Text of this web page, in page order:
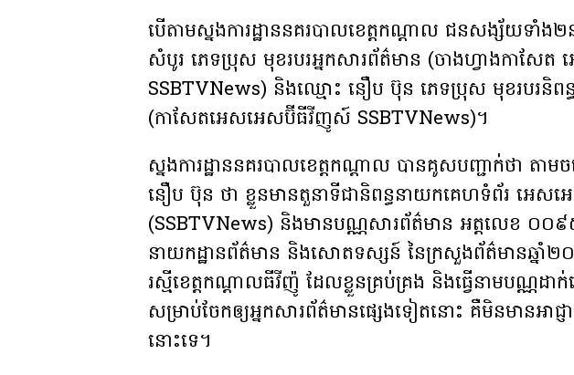
បើតាមស្នងការដ្ឋាននគរបាលខេត្តកណ្តាល ជនសង្ស័យទាំង
សំបូរ ភេទប្រុស មុខរបរអ្នកសារព័ត៌មាន (ចាងហ្វាងកាស
SSBTVNews) និងឈ្មោះ នឿប ប៊ុន ភេទប្រុស មុខរបរនិព
(កាសែតអេសអេសប៊ីធីវីញូស៍ SSBTVNews)។
ស្នងការដ្ឋាននគរបាលខេត្តកណ្តាល បានគូសបញ្ជាក់ថា តា
នឿប ប៊ុន ថា ខ្លួនមានតួនាទីជានិពន្ធនាយកគេហទំព័រ អេ
(SSBTVNews) និងមានបណ្ណសារព័ត៌មាន អត្តលេខ ០
នាយកដ្ឋានព័ត៌មាន និងសោតទស្សន៍ នៃក្រសួងព័ត៌មានឆ្ន
រស្មីខេត្តកណ្តាលធីវីញ៉ូ ដែលខ្លួនគ្រប់គ្រង និងធ្វើនាមបណ្ណដា
សម្រាប់ចែកឲ្យអ្នកសារព័ត៌មានផ្សេងទៀតនោះ គឺមិនមានអាជ្
នោះទេ។